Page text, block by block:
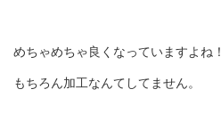
めちゃめちゃ良くなっていますよね！
もちろん加工なんてしてません。